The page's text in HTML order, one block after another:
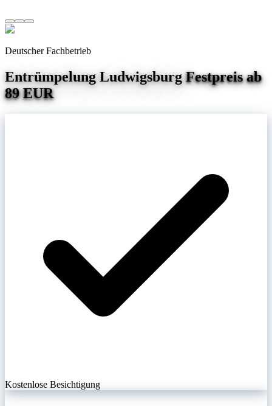
Deutscher Fachbetrieb
Entrümpelung Ludwigsburg Festpreis ab
89 EUR
Kostenlose Besichtigung